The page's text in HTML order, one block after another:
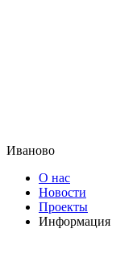
Иваново
О нас
Новости
Проекты
Информация